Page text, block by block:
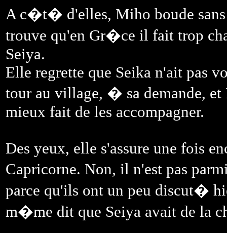
A c�t� d'elles, Miho boude sans
trouve qu'en Gr�ce il fait trop
Seiya.
Elle regrette que Seika n'ait pas
tour au village, � sa demande,
mieux fait de les accompagner.
Des yeux, elle s'assure une fois
Capricorne. Non, il n'est pas
parce qu'ils ont un peu discut�
m�me dit que Seiya avait de la